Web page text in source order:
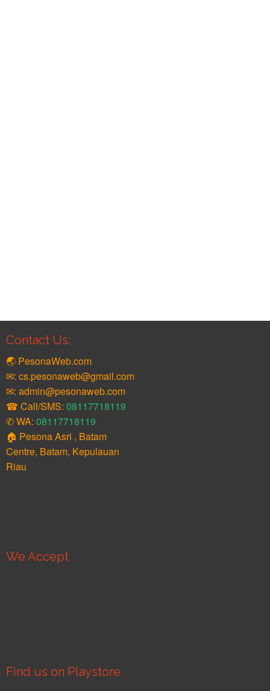
Contact Us:
🌏 PesonaWeb.com
✉: cs.pesonaweb@gmail.com
✉: admin@pesonaweb.com
☎ Call/SMS: 08117718119
✆ WA: 08117718119
🏠 Pesona Asri , Batam
Centre, Batam, Kepulauan
Riau
We Accept
Find us on Playstore